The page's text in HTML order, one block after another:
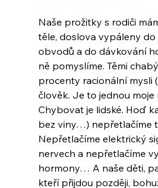
Naše prožitky s rodiči
těle, doslova vypáleny do
obvodů a do dávkování
ně pomyslíme. Těmi
procenty racionální mysli
člověk. Je to jednou moje
Chybovat je lidské. Hoď
bez viny…) nepřetlačíme
Nepřetlačíme elektrický
nervech a nepřetlačíme
hormony… A naše děti,
kteří přijdou později,